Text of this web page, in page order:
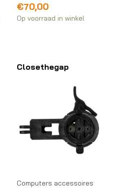
€70,00
Op voorraad in winkel
Closethegap
Computers accessoires